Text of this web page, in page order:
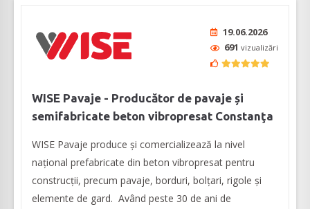
19.06.2026
691 vizualizări
WISE Pavaje - Producător de pavaje și
semifabricate beton vibropresat Constanţa
WISE Pavaje produce și comercializează la nivel
național prefabricate din beton vibropresat pentru
construcții, precum pavaje, borduri, bolțari, rigole și
elemente de gard. Având peste 30 de ani de